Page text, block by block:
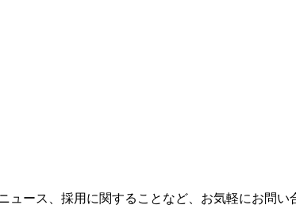
ース、採用に関することなど、お気軽にお問い